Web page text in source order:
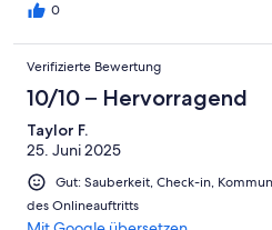
0
Verifizierte Bewertung
10/10 – Hervorragend
Taylor F.
25. Juni 2025
Gut: Sauberkeit, Check-in,
des Onlineauftritts